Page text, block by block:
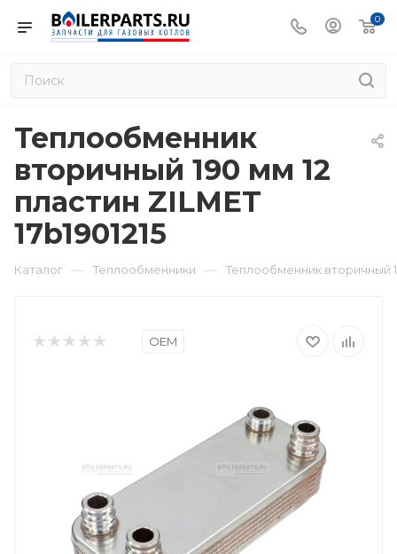
0
Теплообменник
вторичный 190 мм 12
пластин ZILMET
17b1901215
Каталог — Теплообменники — Теплообменник вторичный
OEM